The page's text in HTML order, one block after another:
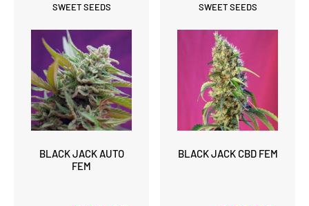
SWEET SEEDS
BLACK JACK AUTO
FEM
SWEET SEEDS
BLACK JACK CBD FEM